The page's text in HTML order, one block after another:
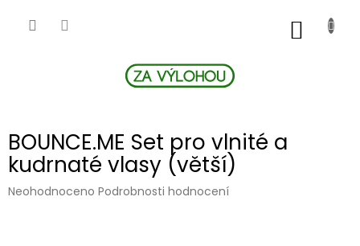
BOUNCE.ME Set pro vlnité a
kudrnaté vlasy (větší)
Průměrné
Neohodnoceno Podrobnosti hodnocení